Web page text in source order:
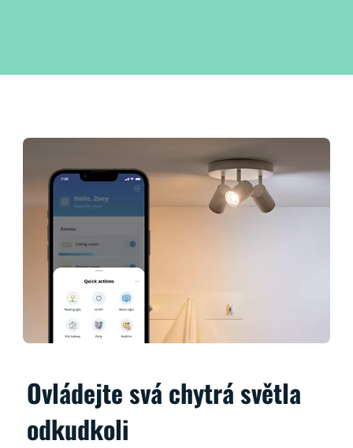
Ovládejte svá chytrá světla
odkudkoli